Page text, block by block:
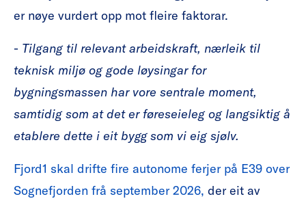
er nøye vurdert opp mot fleire faktorar.
- Tilgang til relevant arbeidskraft, nærleik til
teknisk miljø og gode løysingar for
bygningsmassen har vore sentrale moment,
samtidig som at det er føreseieleg og langsiktig å
etablere dette i eit bygg som vi eig sjølv.
Fjord1 skal drifte fire autonome ferjer på E39 over
Sognefjorden frå september 2026, der eit av